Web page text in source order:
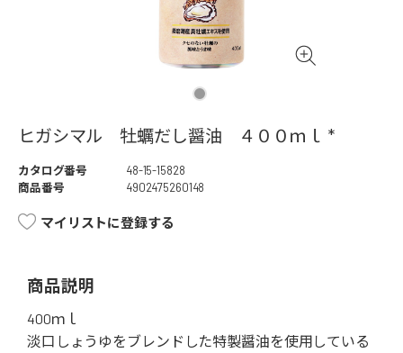
ヒガシマル 牡蠣だし醤油 ４００ｍｌ *
カタログ番号
48-15-15828
商品番号
4902475260148
マイリストに登録する
商品説明
400ｍｌ
淡口しょうゆをブレンドした特製醤油を使用している